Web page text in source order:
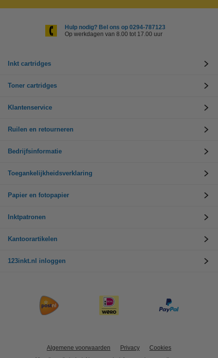
Hulp nodig? Bel ons op 0294-787123
Op werkdagen van 8.00 tot 17.00 uur
Inkt cartridges
Toner cartridges
Klantenservice
Ruilen en retourneren
Bedrijfsinformatie
Toegankelijkheidsverklaring
Papier en fotopapier
Inktpatronen
Kantoorartikelen
123inkt.nl inloggen
Algemene voorwaarden Privacy Cookies